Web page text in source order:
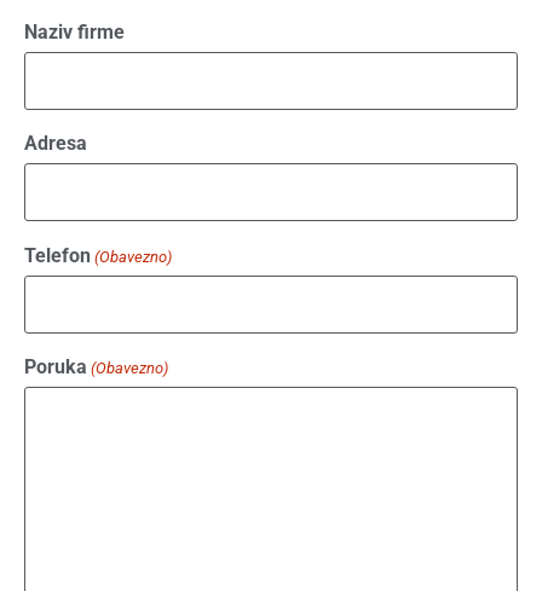
Naziv firme
Adresa
Telefon (Obavezno)
Poruka (Obavezno)